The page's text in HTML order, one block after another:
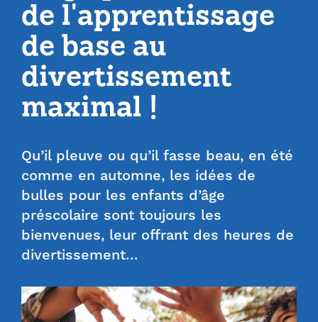
de l'apprentissage
de base au
divertissement
maximal !
Qu’il pleuve ou qu’il fasse beau, en été
comme en automne, les idées de
bulles pour les enfants d’âge
préscolaire sont toujours les
bienvenues, leur offrant des heures de
divertissement…